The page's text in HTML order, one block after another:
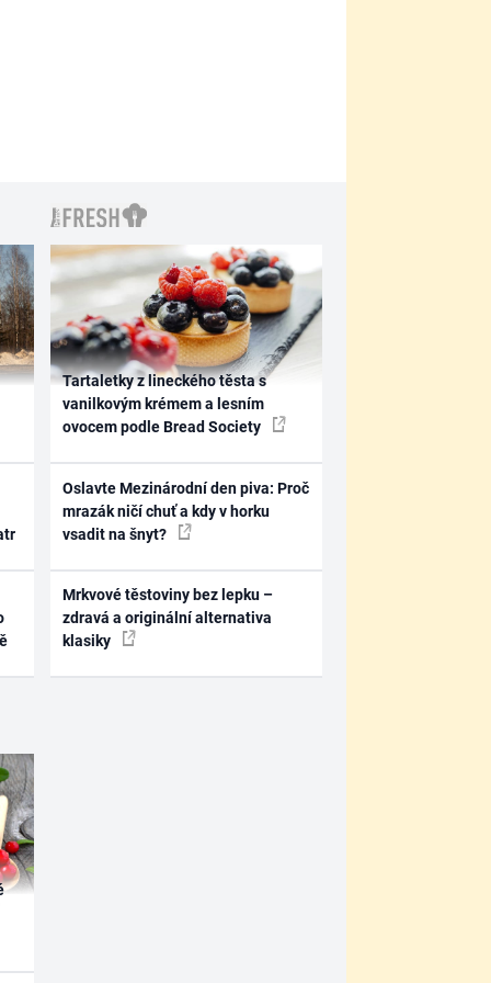
Tartaletky z lineckého těsta s
vanilkovým krémem a lesním
ovocem podle Bread Society
Oslavte Mezinárodní den piva: Proč
mrazák ničí chuť a kdy v horku
vsadit na šnyt?
Mrkvové těstoviny bez lepku –
zdravá a originální alternativa
klasiky